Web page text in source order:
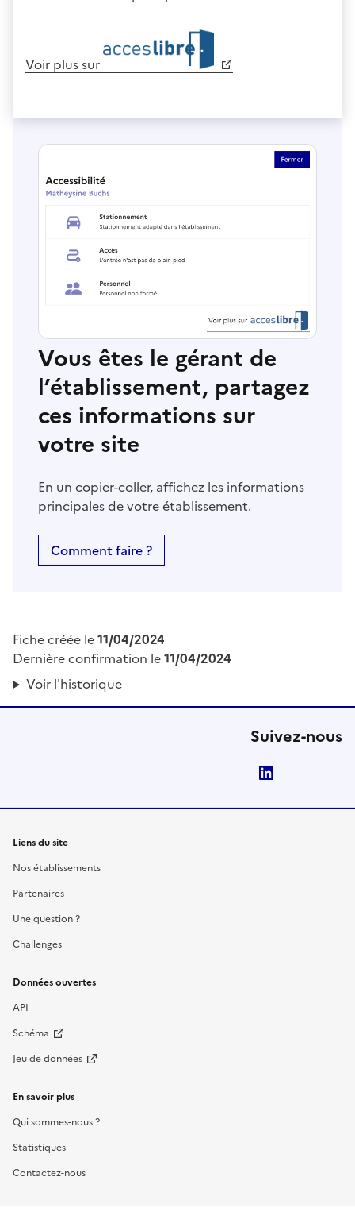
Voir plus sur
Vous êtes le gérant de
l’établissement, partagez
ces informations sur
votre site
En un copier-coller, affichez les informations
principales de votre établissement.
Comment faire ?
Fiche créée le11/04/2024
Dernière confirmation le11/04/2024
Voir l'historique
Suivez-nous
Liens du site
Nos établissements
Partenaires
Une question ?
Challenges
Données ouvertes
API
Schéma
Jeu de données
En savoir plus
Qui sommes-nous ?
Statistiques
Contactez-nous